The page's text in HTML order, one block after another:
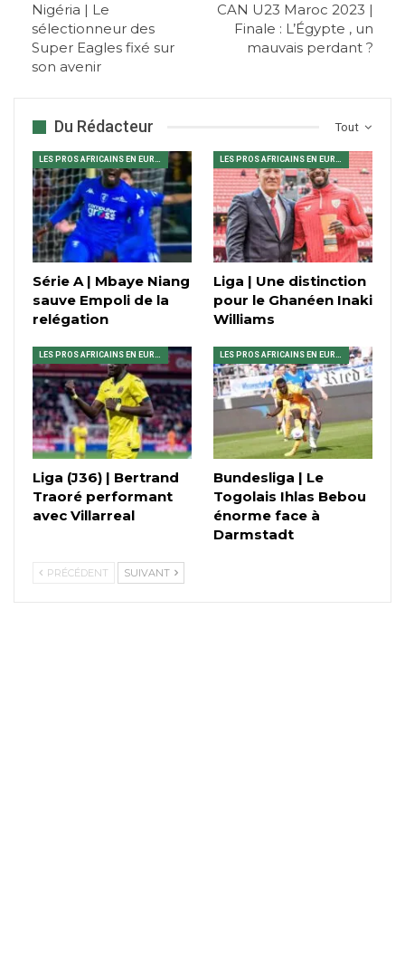
Nigéria | Le
sélectionneur des
Super Eagles fixé sur
son avenir
CAN U23 Maroc 2023 |
Finale : L’Égypte , un
mauvais perdant ?
Tout
Du Rédacteur
LES PROS AFRICAINS EN EUROPE
Série A | Mbaye Niang
sauve Empoli de la
relégation
LES PROS AFRICAINS EN EUROPE
Liga | Une distinction
pour le Ghanéen Inaki
Williams
LES PROS AFRICAINS EN EUROPE
Liga (J36) | Bertrand
Traoré performant
avec Villarreal
LES PROS AFRICAINS EN EUROPE
Bundesliga | Le
Togolais Ihlas Bebou
énorme face à
Darmstadt
PRÉCÉDENT SUIVANT